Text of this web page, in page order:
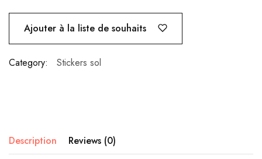
Ajouter à la liste de souhaits
Category: Stickers sol
Description Reviews (0)